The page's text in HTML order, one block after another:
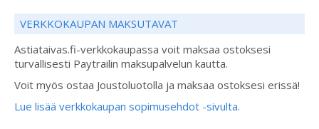
VERKKOKAUPAN MAKSUTAVAT
Astiataivas.fi-verkkokaupassa voit maksaa ostoksesi
turvallisesti Paytrailin maksupalvelun kautta.
Voit myös ostaa Joustoluotolla ja maksaa ostoksesi erissä!
Lue lisää verkkokaupan sopimusehdot -sivulta.